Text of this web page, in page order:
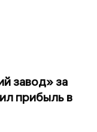
завод» за
прибыль в